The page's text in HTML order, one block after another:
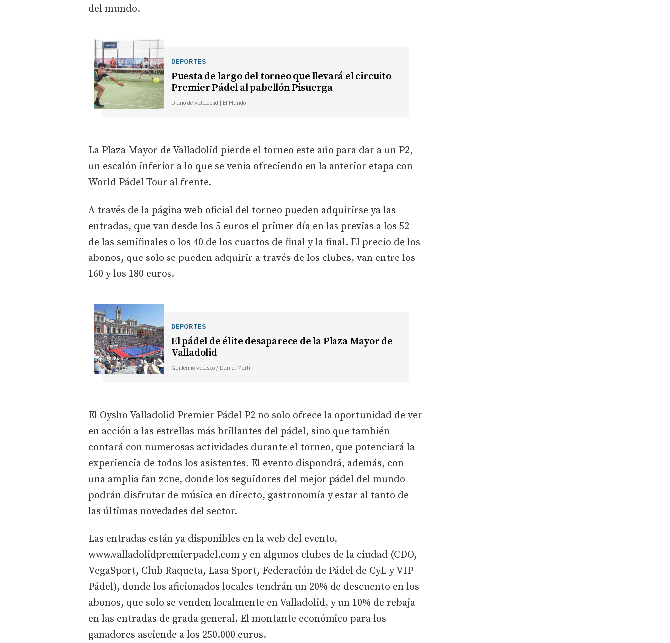
del mundo.
DEPORTES
Puesta de largo del torneo que llevará el circuito
Premier Pádel al pabellón Pisuerga
Diario de Valladolid | El Mundo
La Plaza Mayor de Valladolid pierde el torneo este año para dar a un P2,
un escalón inferior a lo que se venía ofreciendo en la anterior etapa con
World Pádel Tour al frente.
A través de la página web oficial del torneo pueden adquirirse ya las
entradas, que van desde los 5 euros el primer día en las previas a los 52
de las semifinales o los 40 de los cuartos de final y la final. El precio de los
abonos, que solo se pueden adquirir a través de los clubes, van entre los
160 y los 180 euros.
DEPORTES
El pádel de élite desaparece de la Plaza Mayor de
Valladolid
Guillermo Velasco / Daniel Martín
El Oysho Valladolid Premier Pádel P2 no solo ofrece la oportunidad de ver
en acción a las estrellas más brillantes del pádel, sino que también
contará con numerosas actividades durante el torneo, que potenciará la
experiencia de todos los asistentes. El evento dispondrá, además, con
una amplia fan zone, donde los seguidores del mejor pádel del mundo
podrán disfrutar de música en directo, gastronomía y estar al tanto de
las últimas novedades del sector.
Las entradas están ya disponibles en la web del evento,
www.valladolidpremierpadel.com y en algunos clubes de la ciudad (CDO,
VegaSport, Club Raqueta, Lasa Sport, Federación de Pádel de CyL y VIP
Pádel), donde los aficionados locales tendrán un 20% de descuento en los
abonos, que solo se venden localmente en Valladolid, y un 10% de rebaja
en las entradas de grada general. El montante económico para los
ganadores asciende a los 250.000 euros.